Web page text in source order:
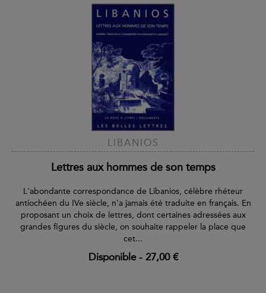
LIBANIOS
Lettres aux hommes de son temps
L'abondante correspondance de Libanios, célèbre rhéteur
antiochéen du IVe siècle, n'a jamais été traduite en français. En
proposant un choix de lettres, dont certaines adressées aux
grandes figures du siècle, on souhaite rappeler la place que
cet...
Disponible- 27,00 €